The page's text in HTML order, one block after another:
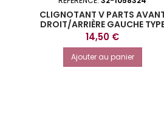
CLIGNOTANT V PARTS
DROIT/ARRIÈRE GAUCHE
ORIGINE
Prix
14,50 €
Ajouter au panier